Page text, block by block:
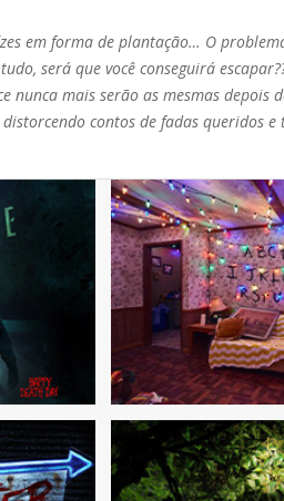
em forma de plantação… O
será que você conseguirá
nunca mais serão as mesmas depois
contos de fadas queridos e